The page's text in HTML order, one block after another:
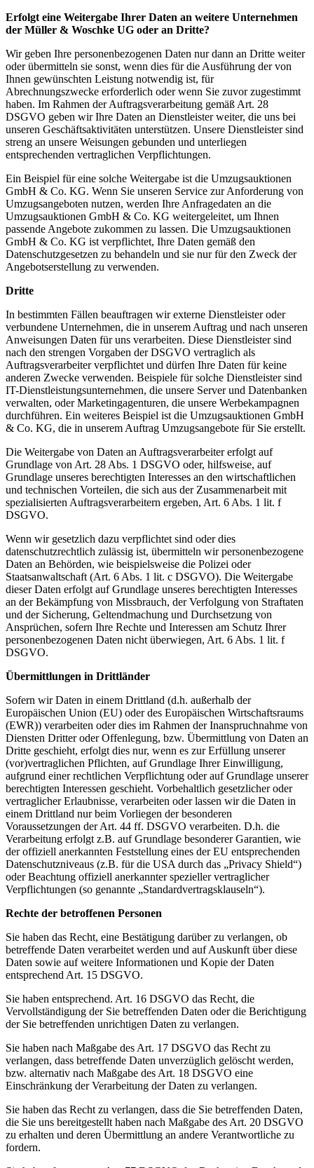
Erfolgt eine Weitergabe Ihrer Daten an weitere Unternehmen
der Müller & Woschke UG oder an Dritte?
Wir geben Ihre personenbezogenen Daten nur dann an Dritte weiter
oder übermitteln sie sonst, wenn dies für die Ausführung der von
Ihnen gewünschten Leistung notwendig ist, für
Abrechnungszwecke erforderlich oder wenn Sie zuvor zugestimmt
haben. Im Rahmen der Auftragsverarbeitung gemäß Art. 28
DSGVO geben wir Ihre Daten an Dienstleister weiter, die uns bei
unseren Geschäftsaktivitäten unterstützen. Unsere Dienstleister sind
streng an unsere Weisungen gebunden und unterliegen
entsprechenden vertraglichen Verpflichtungen.
Ein Beispiel für eine solche Weitergabe ist die Umzugsauktionen
GmbH & Co. KG. Wenn Sie unseren Service zur Anforderung von
Umzugsangeboten nutzen, werden Ihre Anfragedaten an die
Umzugsauktionen GmbH & Co. KG weitergeleitet, um Ihnen
passende Angebote zukommen zu lassen. Die Umzugsauktionen
GmbH & Co. KG ist verpflichtet, Ihre Daten gemäß den
Datenschutzgesetzen zu behandeln und sie nur für den Zweck der
Angebotserstellung zu verwenden.
Dritte
In bestimmten Fällen beauftragen wir externe Dienstleister oder
verbundene Unternehmen, die in unserem Auftrag und nach unseren
Anweisungen Daten für uns verarbeiten. Diese Dienstleister sind
nach den strengen Vorgaben der DSGVO vertraglich als
Auftragsverarbeiter verpflichtet und dürfen Ihre Daten für keine
anderen Zwecke verwenden. Beispiele für solche Dienstleister sind
IT-Dienstleistungsunternehmen, die unsere Server und Datenbanken
verwalten, oder Marketingagenturen, die unsere Werbekampagnen
durchführen. Ein weiteres Beispiel ist die Umzugsauktionen GmbH
& Co. KG, die in unserem Auftrag Umzugsangebote für Sie erstellt.
Die Weitergabe von Daten an Auftragsverarbeiter erfolgt auf
Grundlage von Art. 28 Abs. 1 DSGVO oder, hilfsweise, auf
Grundlage unseres berechtigten Interesses an den wirtschaftlichen
und technischen Vorteilen, die sich aus der Zusammenarbeit mit
spezialisierten Auftragsverarbeitern ergeben, Art. 6 Abs. 1 lit. f
DSGVO.
Wenn wir gesetzlich dazu verpflichtet sind oder dies
datenschutzrechtlich zulässig ist, übermitteln wir personenbezogene
Daten an Behörden, wie beispielsweise die Polizei oder
Staatsanwaltschaft (Art. 6 Abs. 1 lit. c DSGVO). Die Weitergabe
dieser Daten erfolgt auf Grundlage unseres berechtigten Interesses
an der Bekämpfung von Missbrauch, der Verfolgung von Straftaten
und der Sicherung, Geltendmachung und Durchsetzung von
Ansprüchen, sofern Ihre Rechte und Interessen am Schutz Ihrer
personenbezogenen Daten nicht überwiegen, Art. 6 Abs. 1 lit. f
DSGVO.
Übermittlungen in Drittländer
Sofern wir Daten in einem Drittland (d.h. außerhalb der
Europäischen Union (EU) oder des Europäischen Wirtschaftsraums
(EWR)) verarbeiten oder dies im Rahmen der Inanspruchnahme von
Diensten Dritter oder Offenlegung, bzw. Übermittlung von Daten an
Dritte geschieht, erfolgt dies nur, wenn es zur Erfüllung unserer
(vor)vertraglichen Pflichten, auf Grundlage Ihrer Einwilligung,
aufgrund einer rechtlichen Verpflichtung oder auf Grundlage unserer
berechtigten Interessen geschieht. Vorbehaltlich gesetzlicher oder
vertraglicher Erlaubnisse, verarbeiten oder lassen wir die Daten in
einem Drittland nur beim Vorliegen der besonderen
Voraussetzungen der Art. 44 ff. DSGVO verarbeiten. D.h. die
Verarbeitung erfolgt z.B. auf Grundlage besonderer Garantien, wie
der offiziell anerkannten Feststellung eines der EU entsprechenden
Datenschutzniveaus (z.B. für die USA durch das „Privacy Shield“)
oder Beachtung offiziell anerkannter spezieller vertraglicher
Verpflichtungen (so genannte „Standardvertragsklauseln“).
Rechte der betroffenen Personen
Sie haben das Recht, eine Bestätigung darüber zu verlangen, ob
betreffende Daten verarbeitet werden und auf Auskunft über diese
Daten sowie auf weitere Informationen und Kopie der Daten
entsprechend Art. 15 DSGVO.
Sie haben entsprechend. Art. 16 DSGVO das Recht, die
Vervollständigung der Sie betreffenden Daten oder die Berichtigung
der Sie betreffenden unrichtigen Daten zu verlangen.
Sie haben nach Maßgabe des Art. 17 DSGVO das Recht zu
verlangen, dass betreffende Daten unverzüglich gelöscht werden,
bzw. alternativ nach Maßgabe des Art. 18 DSGVO eine
Einschränkung der Verarbeitung der Daten zu verlangen.
Sie haben das Recht zu verlangen, dass die Sie betreffenden Daten,
die Sie uns bereitgestellt haben nach Maßgabe des Art. 20 DSGVO
zu erhalten und deren Übermittlung an andere Verantwortliche zu
fordern.